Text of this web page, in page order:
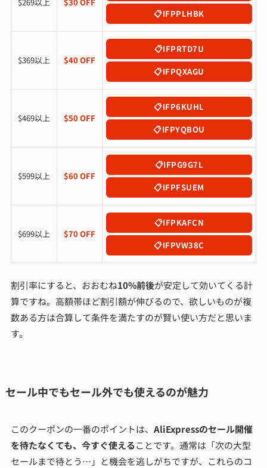
$269以上 $30 OFF
IFPPLHBK
$369以上 $40 OFF
IFPRTD7U
IFPQXAGU
$469以上 $50 OFF
IFP6KUHL
IFPYQBOU
$599以上 $60 OFF
IFPG9G7L
IFPFSUEM
$699以上 $70 OFF
IFPKAFCN
IFPVW38C
割引率にすると、おおむね10%前後が安定して効いてくる計
算ですね。高額帯ほど割引額が伸びるので、欲しいものが複
数ある方は合算して条件を満たすのが賢い使い方だと思いま
す。
セール中でもセール外でも使えるのが魅力
このクーポンの一番のポイントは、 AliExpressのセール開催
を待たなくても、今すぐ使えることです。通常は「次の大型
セールまで待とう…」と機会を逃しがちですが、これらのコ